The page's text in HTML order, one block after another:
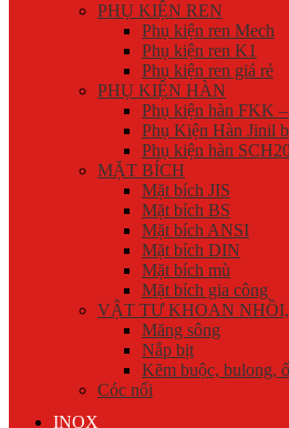
PHỤ KIỆN REN
Phụ kiện ren Mech
Phụ kiện ren K1
Phụ kiện ren giá rẻ
PHỤ KIỆN HÀN
Phụ kiện hàn FKK
Phụ Kiện Hàn Jinil
Phụ kiện hàn
MẶT BÍCH
Mặt bích JIS
Mặt bích BS
Mặt bích ANSI
Mặt bích DIN
Mặt bích mù
Mặt bích gia công
VẬT TƯ KHOAN
Măng sông
Nắp bịt
Kẽm buộc, bulong,
Cóc nối
INOX